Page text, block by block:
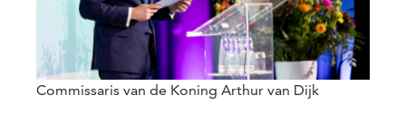
Commissaris van de Koning Arthur van Dijk